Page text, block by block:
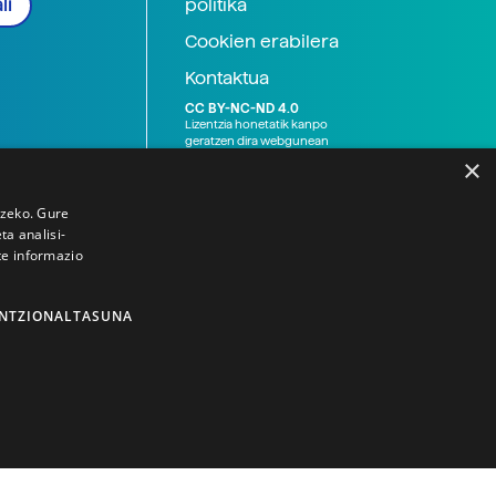
politika
Cookien erabilera
Kontaktua
CC BY-NC-ND 4.0
Lizentzia honetatik kanpo
geratzen dira webgunean
×
Gure
analisi-
informazio